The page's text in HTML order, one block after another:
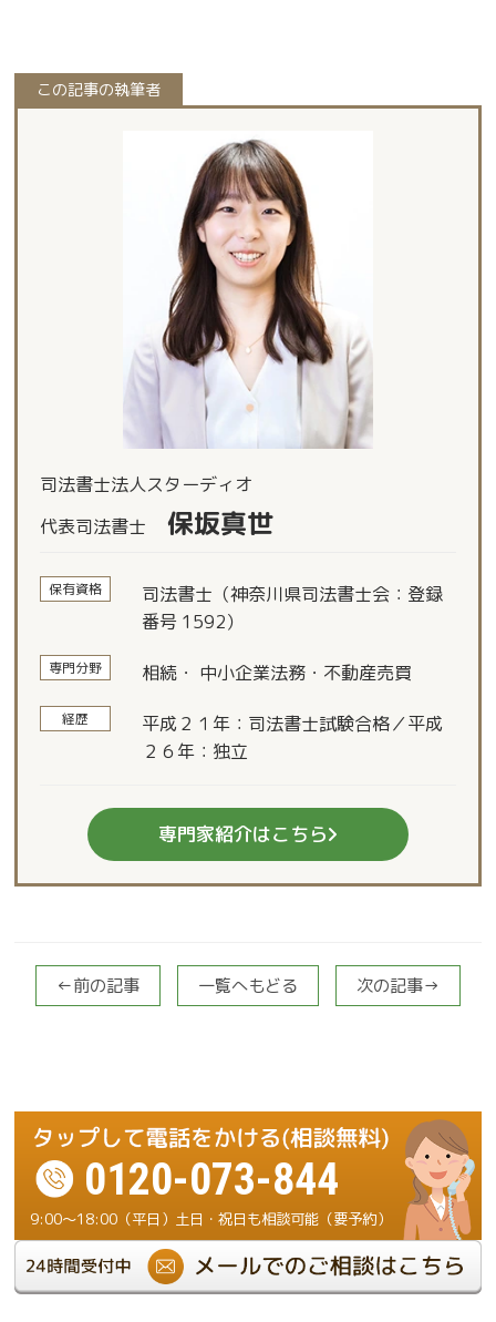
この記事の執筆者
司法書士法人スターディオ
代表司法書士
保坂真世
保有資格
司法書士（神奈川県司法書士会：登録
番号 1592）
専門分野 相続・ 中小企業法務・不動産売買
経歴
平成２１年：司法書士試験合格／平成
２６年：独立
専門家紹介はこちら
←前の記事 一覧へもどる 次の記事→
0120-073-844
9:00～18:00（平日）土日・祝日も相談可能（要予約）